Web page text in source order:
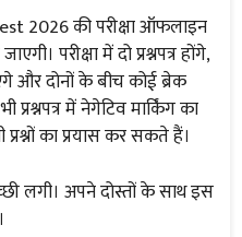
2026 की परीक्षा ऑफलाइन
परीक्षा में दो प्रश्नपत्र होंगे,
और दोनों के बीच कोई ब्रेक
प्रश्नपत्र में नेगेटिव मार्किंग का
का प्रयास कर सकते हैं।
लगी। अपने दोस्तों के साथ इस